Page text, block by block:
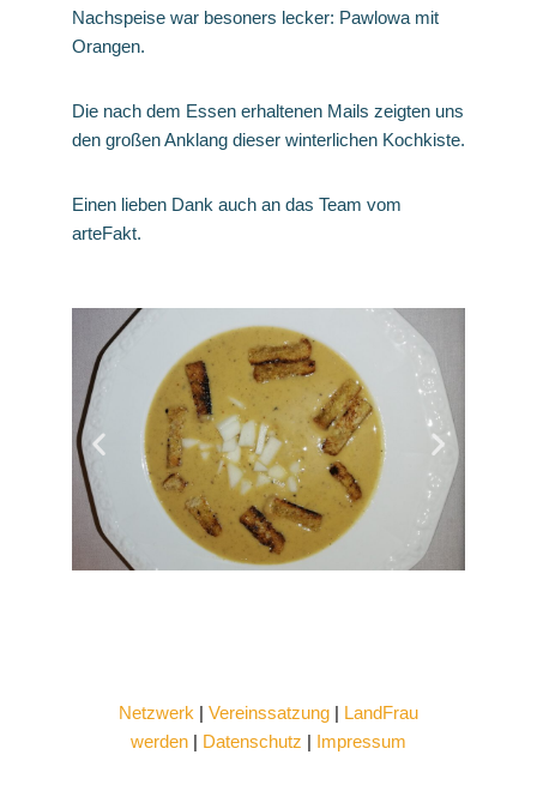
Nachspeise war besoners lecker: Pawlowa mit
Orangen.
Die nach dem Essen erhaltenen Mails zeigten uns
den großen Anklang dieser winterlichen Kochkiste.
Einen lieben Dank auch an das Team vom
arteFakt.
Netzwerk | Vereinssatzung | LandFrau
werden | Datenschutz | Impressum